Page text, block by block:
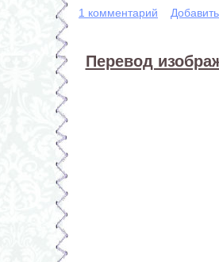
1 комментарий
Перевод